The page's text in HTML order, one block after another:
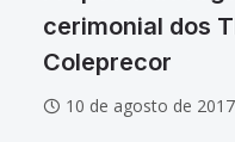
cerimonial dos
Coleprecor
10 de agosto de 2017